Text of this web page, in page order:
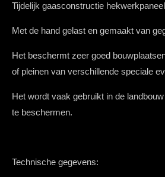
Tijdelijk gaasconstructie
Met de hand gelast en gemaakt van
Het beschermt zeer goed
of pleinen van verschillende speciale
Het wordt vaak gebruikt in de
te beschermen.
Technische gegevens: